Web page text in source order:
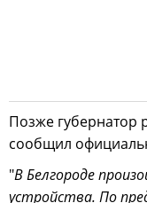
Позже губернатор
сообщил
"В Белгороде
устройства. По